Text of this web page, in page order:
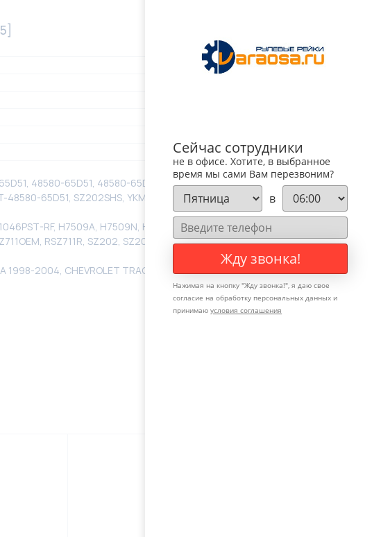
48580-65D51, 48580-65D51-A, 4858067D51, 711.520.803, 77R285,
65D51, SZ202SHS, YKM7115010611
RF, H7509A, H7509N, H7509U, HNQ2439GQ, HSR24391AY,
RSZ711R, SZ202, SZ202OEM, SZ202R, SZ9007
1998-2004, CHEVROLET TRACKER 1998-2004, SUZUKI VITARA /
Сейчас сотрудники
не в офисе. Хотите, в выбранное
время мы сами Вам перезвоним?
в
Жду звонка!
Нажимая на кнопку "Жду звонка!", я даю свое
согласие на обработку персональных данных и
принимаю условия соглашения